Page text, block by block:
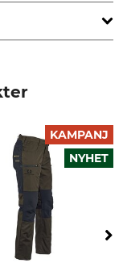
ulltvätt
i torktumlare
KAMPANJ
NYHET